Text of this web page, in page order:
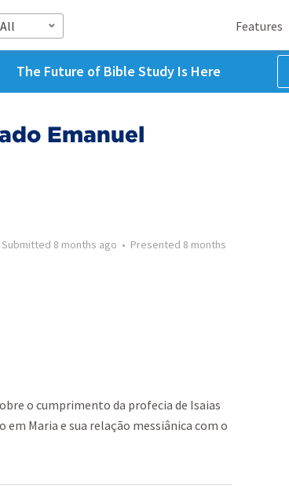
All Features
The Future of Bible Study Is Here
Emanuel
Submitted 8 months ago • Presented 8 months
o cumprimento da profecia de Isaias
Maria e sua relação messiânica com o